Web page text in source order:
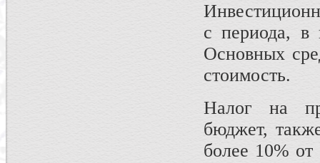
с периода, в
Основных
стоимость.
Налог на
бюджет,
более 10%